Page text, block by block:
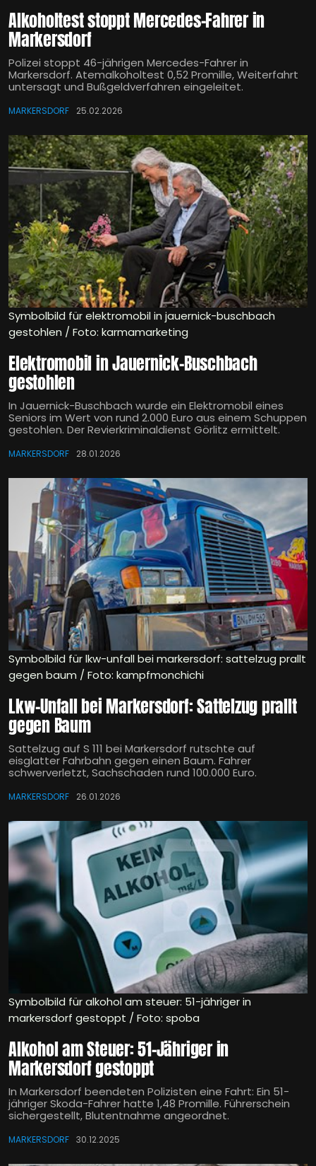
Alkoholtest stoppt Mercedes-Fahrer in
Markersdorf
Polizei stoppt 46-jährigen Mercedes-Fahrer in
Markersdorf. Atemalkoholtest 0,52 Promille, Weiterfahrt
untersagt und Bußgeldverfahren eingeleitet.
MARKERSDORF 25.02.2026
Symbolbild für elektromobil in jauernick-buschbach
gestohlen / Foto: karmamarketing
Elektromobil in Jauernick-Buschbach
gestohlen
In Jauernick-Buschbach wurde ein Elektromobil eines
Seniors im Wert von rund 2.000 Euro aus einem Schuppen
gestohlen. Der Revierkriminaldienst Görlitz ermittelt.
MARKERSDORF 28.01.2026
Symbolbild für lkw-unfall bei markersdorf: sattelzug prallt
gegen baum / Foto: kampfmonchichi
Lkw-Unfall bei Markersdorf: Sattelzug prallt
gegen Baum
Sattelzug auf S 111 bei Markersdorf rutschte auf
eisglatter Fahrbahn gegen einen Baum. Fahrer
schwerverletzt, Sachschaden rund 100.000 Euro.
MARKERSDORF 26.01.2026
Symbolbild für alkohol am steuer: 51-jähriger in
markersdorf gestoppt / Foto: spoba
Alkohol am Steuer: 51-Jähriger in
Markersdorf gestoppt
In Markersdorf beendeten Polizisten eine Fahrt: Ein 51-
jähriger Skoda-Fahrer hatte 1,48 Promille. Führerschein
sichergestellt, Blutentnahme angeordnet.
MARKERSDORF 30.12.2025